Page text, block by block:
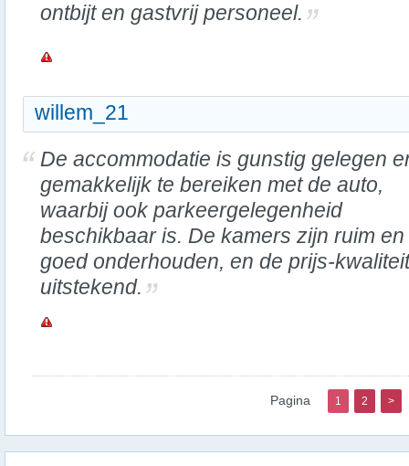
ontbijt en gastvrij personeel.
willem_21
De accommodatie is gunstig gelegen
gemakkelijk te bereiken met de auto,
waarbij ook parkeergelegenheid
beschikbaar is. De kamers zijn ruim en
goed onderhouden, en de prijs-
uitstekend.
Pagina 1 2 >